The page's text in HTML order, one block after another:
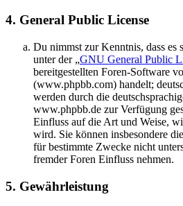
4. General Public License
Du nimmst zur Kenntnis, dass es
unter der „GNU General Public
bereitgestellten Foren-Software
(www.phpbb.com) handelt;
werden durch die
www.phpbb.de zur Verfügung
Einfluss auf die Art und Weise,
wird. Sie können insbesondere
für bestimmte Zwecke nicht
fremder Foren Einfluss nehmen.
5. Gewährleistung